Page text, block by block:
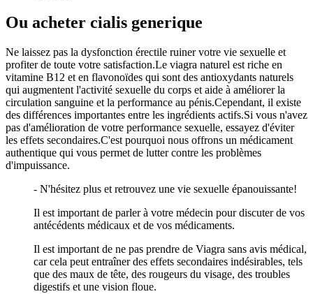
Ou acheter cialis generique
Ne laissez pas la dysfonction érectile ruiner votre vie sexuelle et
profiter de toute votre satisfaction.Le viagra naturel est riche en
vitamine B12 et en flavonoïdes qui sont des antioxydants naturels
qui augmentent l'activité sexuelle du corps et aide à améliorer la
circulation sanguine et la performance au pénis.Cependant, il existe
des différences importantes entre les ingrédients actifs.Si vous n'avez
pas d'amélioration de votre performance sexuelle, essayez d'éviter
les effets secondaires.C'est pourquoi nous offrons un médicament
authentique qui vous permet de lutter contre les problèmes
d'impuissance.
- N'hésitez plus et retrouvez une vie sexuelle épanouissante!
Il est important de parler à votre médecin pour discuter de vos
antécédents médicaux et de vos médicaments.
Il est important de ne pas prendre de Viagra sans avis médical,
car cela peut entraîner des effets secondaires indésirables, tels
que des maux de tête, des rougeurs du visage, des troubles
digestifs et une vision floue.